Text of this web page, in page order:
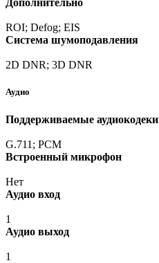
Дополнительно
ROI; Defog; EIS
Система шумоподавления
2D DNR; 3D DNR
Аудио
Поддерживаемые аудиокодеки
G.711; PCM
Встроенный микрофон
Нет
Аудио вход
1
Аудио выход
1